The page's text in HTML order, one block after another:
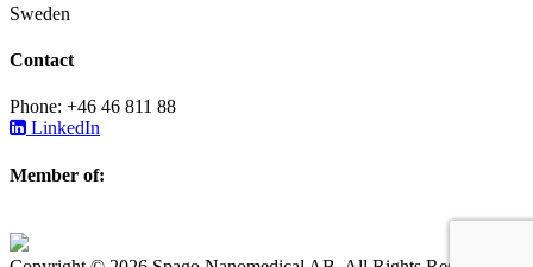
Sweden
Contact
Phone: +46 46 811 88
LinkedIn
Member of: